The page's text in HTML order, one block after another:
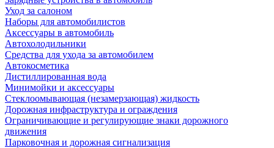
Уход за салоном
Наборы для автомобилистов
Аксессуары в автомобиль
Автохолодильники
Средства для ухода за автомобилем
Автокосметика
Дистиллированная вода
Минимойки и аксессуары
Стеклоомывающая (незамерзающая) жидкость
Дорожная инфраструктура и ограждения
Ограничивающие и регулирующие знаки дорожного
движения
Парковочная и дорожная сигнализация